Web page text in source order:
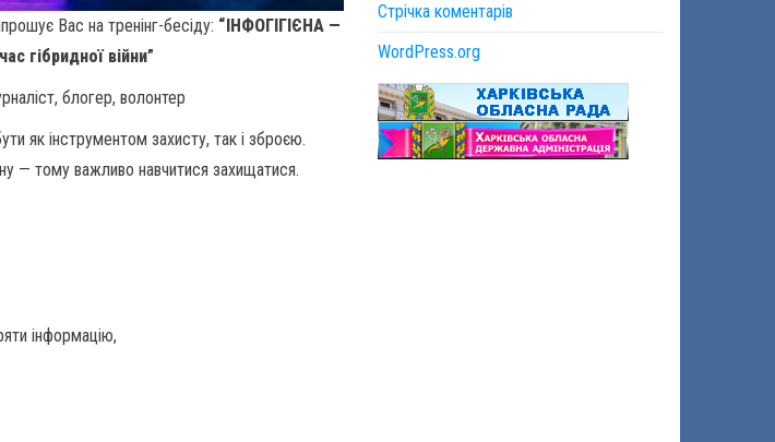
Вас на тренінг-бесіду: “ІНФОГІГІЄНА —
гібридної війни”
блогер, волонтер
як інструментом захисту, так і зброєю.
— тому важливо навчитися захищатися.
інформацію,
Стрічка коментарів
WordPress.org